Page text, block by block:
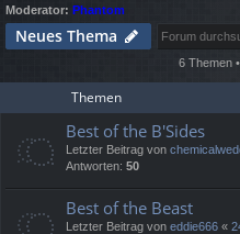
ug
rif
Moderator: Phantom
Neues Thema
6 Themen
Themen
Best of the B'Sides
Letzter Beitrag von
Antworten: 50
Best of the Beast
Letzter Beitrag von eddie666 «